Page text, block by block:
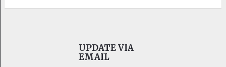
UPDATE VIA
EMAIL